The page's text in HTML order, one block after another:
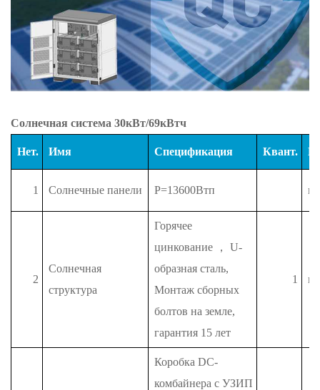
Солнечная система 30кВт/69кВтч
Нет. Имя Спецификация Квант.
1 Солнечные панели P=13600Втп п
2
Солнечная
структура
Горячее
цинкование
， U-
образная сталь,
Монтаж сборных
болтов на земле,
гарантия 15 лет
1 п
Коробка DC-
комбайнера с УЗИП